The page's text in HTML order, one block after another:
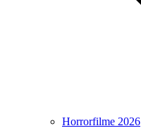
Horrorfilme 2026